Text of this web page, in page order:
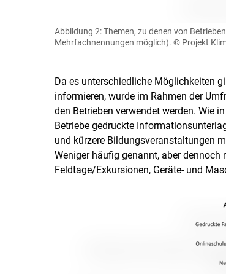
Abbildung 2: Themen, zu denen von
Mehrfachnennungen möglich). © Projekt
Da es unterschiedliche Möglichkeiten
informieren, wurde im Rahmen der
den Betrieben verwendet werden. Wie
Betriebe gedruckte
und kürzere Bildungsveranstaltungen
Weniger häufig genannt, aber
Feldtage/Exkursionen, Geräte- und